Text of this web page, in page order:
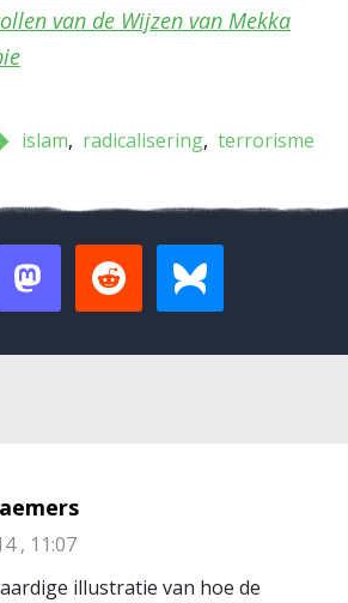
van de Wijzen van Mekka
islam radicalisering terrorisme
, 11:07
illustratie van hoe de